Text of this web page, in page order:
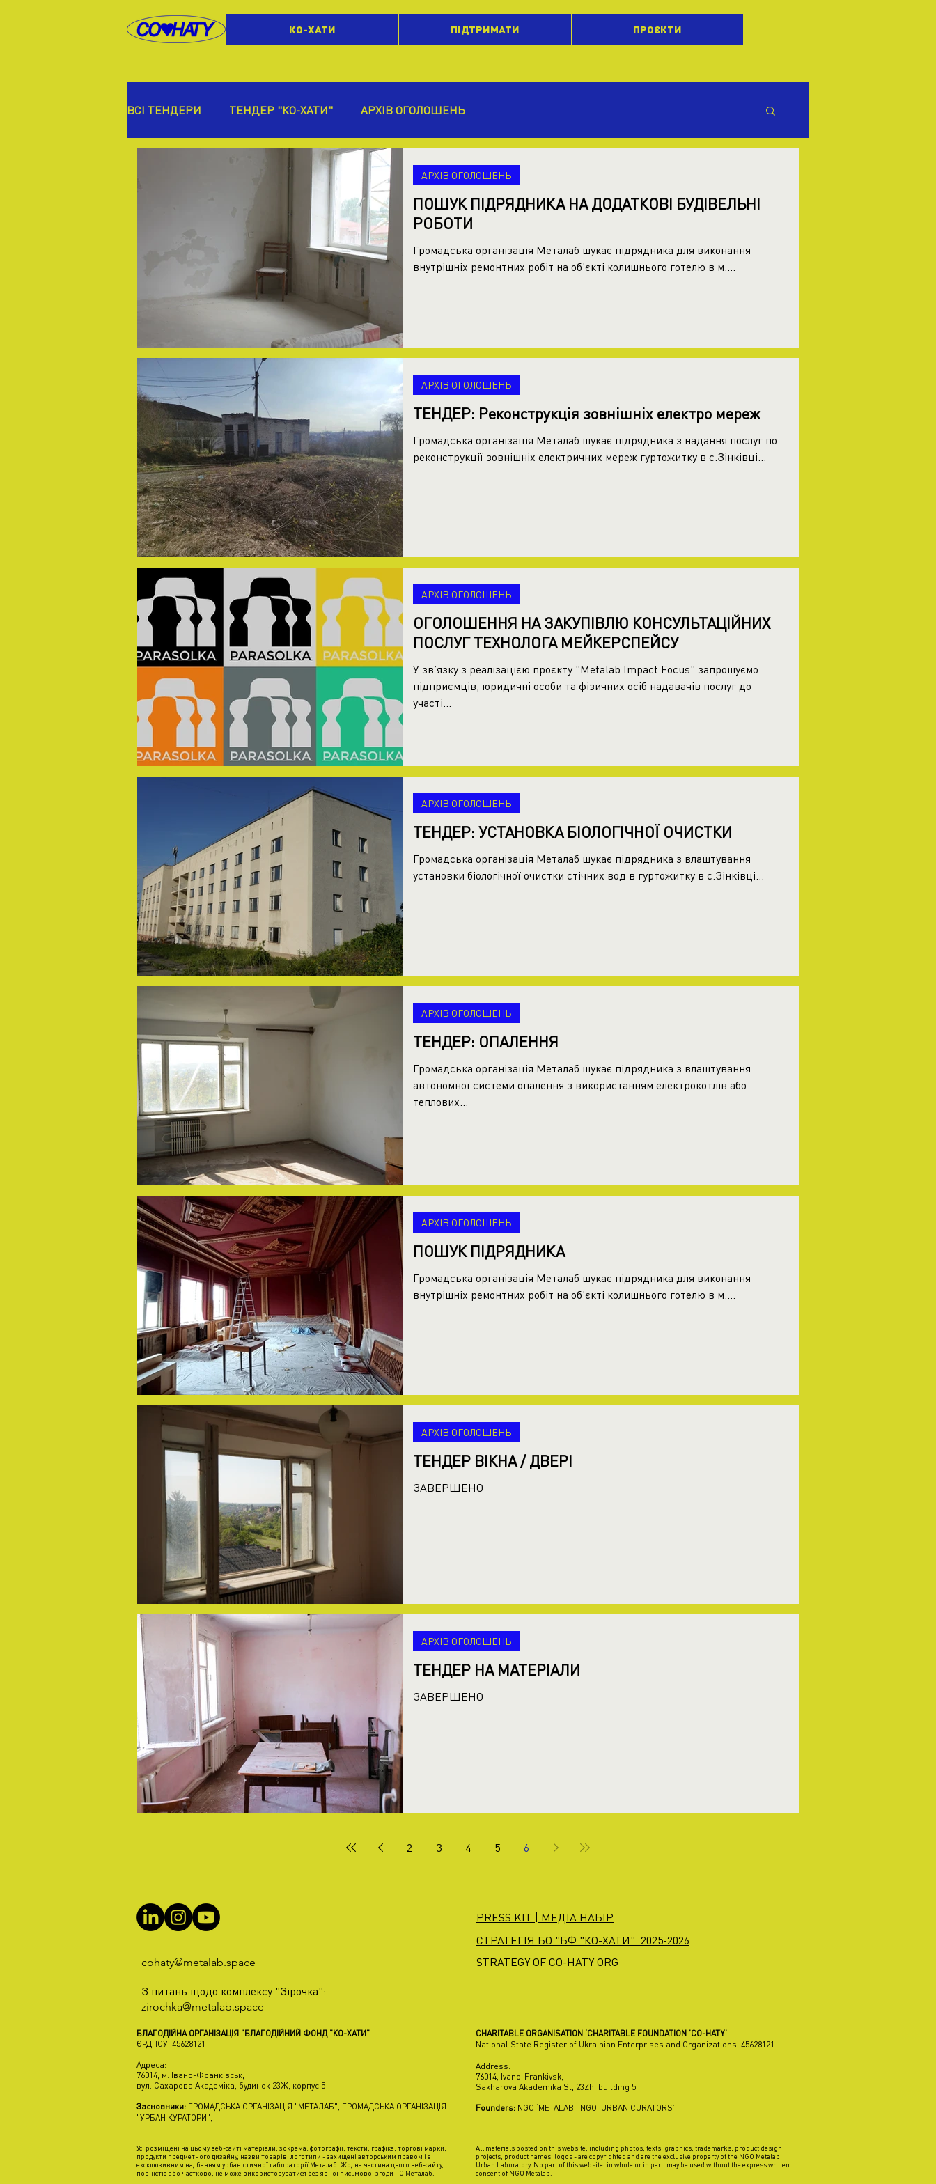
КО-ХАТИ ПІДТРИМАТИ ПРОЄКТИ
ВСІ ТЕНДЕРИ ТЕНДЕР "КО-ХАТИ" АРХІВ ОГОЛОШЕНЬ
ПОШУК ПІДРЯДНИКА НА ДОДАТКОВІ БУДІВЕЛЬНІ
РОБОТИ
Громадська організація Металаб шукає підрядника для виконання
внутрішніх ремонтних робіт на об’єкті колишнього готелю в м....
АРХІВ ОГОЛОШЕНЬ
ТЕНДЕР: Реконструкція зовнішніх електро мереж
Громадська організація Металаб шукає підрядника з надання послуг по
реконструкції зовнішніх електричних мереж гуртожитку в с.Зінківці...
АРХІВ ОГОЛОШЕНЬ
ОГОЛОШЕННЯ НА ЗАКУПІВЛЮ КОНСУЛЬТАЦІЙНИХ
ПОСЛУГ ТЕХНОЛОГА МЕЙКЕРСПЕЙСУ
У зв’язку з реалізацією проєкту "Metalab Impact Focus" запрошуємо
підприємців, юридичні особи та фізичних осіб надавачів послуг до
участі...
АРХІВ ОГОЛОШЕНЬ
ТЕНДЕР: УСТАНОВКА БІОЛОГІЧНОЇ ОЧИСТКИ
Громадська організація Металаб шукає підрядника з влаштування
установки біологічної очистки стічних вод в гуртожитку в с.Зінківці...
АРХІВ ОГОЛОШЕНЬ
ТЕНДЕР: ОПАЛЕННЯ
Громадська організація Металаб шукає підрядника з влаштування
автономної системи опалення з використанням електрокотлів або
теплових...
АРХІВ ОГОЛОШЕНЬ
ПОШУК ПІДРЯДНИКА
Громадська організація Металаб шукає підрядника для виконання
внутрішніх ремонтних робіт на об’єкті колишнього готелю в м....
АРХІВ ОГОЛОШЕНЬ
ТЕНДЕР ВІКНА / ДВЕРІ
ЗАВЕРШЕНО
АРХІВ ОГОЛОШЕНЬ
ТЕНДЕР НА МАТЕРІАЛИ
ЗАВЕРШЕНО
АРХІВ ОГОЛОШЕНЬ
2 3 4 5 6
PRESS KIT | МЕДІА НАБІР
СТРАТЕГІЯ БО "БФ "КО-ХАТИ". 2025-2026
cohaty@metalab.space STRATEGY OF CO-HATY ORG
З питань щодо комплексу "Зірочка":
zirochka@metalab.space
БЛАГОДІЙНА ОРГАНІЗАЦІЯ "БЛАГОДІЙНИЙ ФОНД "КО-ХАТИ"
ЄРДПОУ: 45628121
Адреса:
76014, м. Івано-Франківськ,
вул. Сахарова Академіка, будинок 23Ж, корпус 5
Засновники: ГРОМАДСЬКА ОРГАНІЗАЦІЯ "МЕТАЛАБ", ГРОМАДСЬКА ОРГАНІЗАЦІЯ
"УРБАН КУРАТОРИ",
CHARITABLE ORGANISATION ‘CHARITABLE FOUNDATION ’CO-HATY’
National State Register of Ukrainian Enterprises and Organizations: 45628121
Address:
76014, Ivano-Frankivsk,
Sakharova Akademika St, 23Zh, building 5
Founders: NGO ‘METALAB’, NGO ‘URBAN CURATORS’
Усі розміщені на цьому веб-сайті матеріали, зокрема: фотографії, тексти, графіка, торгові марки,
продукти предметного дизайну, назви товарів, логотипи - захищені авторським правом і є
ексклюзивним надбанням урбаністичної лабораторії Металаб. Жодна частина цього веб-сайту,
повністю або частково, не може використовуватися без явної письмової згоди ГО Металаб.
All materials posted on this website, including photos, texts, graphics, trademarks, product design
projects, product names, logos - are copyrighted and are the exclusive property of the NGO Metalab
Urban Laboratory. No part of this website, in whole or in part, may be used without the express written
consent of NGO Metalab.